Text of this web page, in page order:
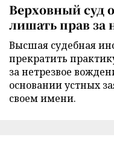
Верховный суд
лишать прав за
Высшая судебная
прекратить
за нетрезвое
основании устных
своем имени.